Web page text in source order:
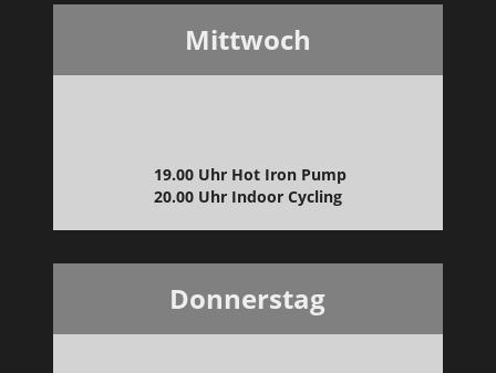
Mittwoch
19.00 Uhr Hot Iron Pump
20.00 Uhr Indoor Cycling
Donnerstag